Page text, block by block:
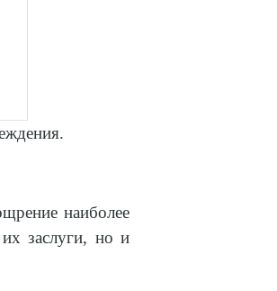
наиболее
заслуги, но и